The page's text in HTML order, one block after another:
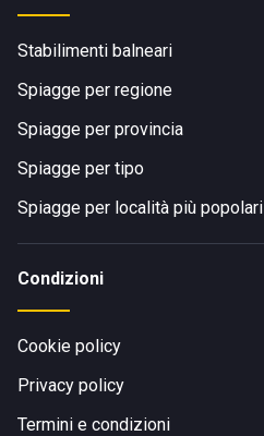
Stabilimenti balneari
Spiagge per regione
Spiagge per provincia
Spiagge per tipo
Spiagge per località più popolari
Condizioni
Cookie policy
Privacy policy
Termini e condizioni